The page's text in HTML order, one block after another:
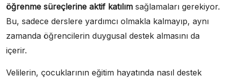
öğrenme süreçlerine aktif katılım sağlamaları gerekiyor.
Bu, sadece derslere yardımcı olmakla kalmayıp, aynı
zamanda öğrencilerin duygusal destek almasını da
içerir.
Velilerin, çocuklarının eğitim hayatında nasıl destek